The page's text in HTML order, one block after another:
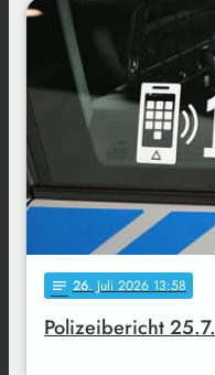
notes 26. Juli 2026 13:58
Polizeibericht 25.7.